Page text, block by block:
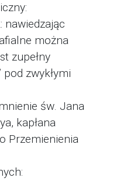
nawiedzając
można
zupełny
pod zwykłymi
św. Jana
kapłana
Przemienienia